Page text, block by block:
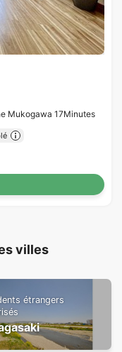
Mukogawa 17Minutes
villes
étrangers